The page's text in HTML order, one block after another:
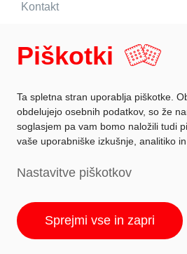
Kontakt
Sledite nam
© ctrl.media 2026 | DANKÜCHEN studio
Podatki o podjetju
Nastavitev
Piškotki
Ta spletna stran uporablja piškotke.
obdelujejo osebnih podatkov, so že
soglasjem pa vam bomo naložili tudi
vaše uporabniške izkušnje, analitiko in
Nastavitve piškotkov
Sprejmi vse in zapri